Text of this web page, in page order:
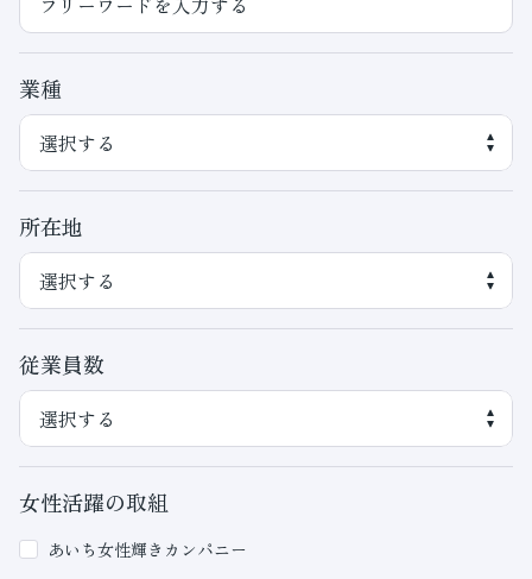
業種
所在地
従業員数
女性活躍の取組
あいち女性輝きカンパニー